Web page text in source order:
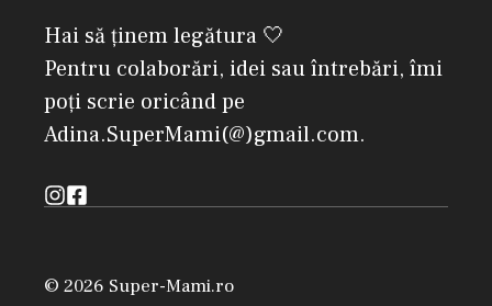
Hai să ținem legătura 🤍
Pentru colaborări, idei sau întrebări, îmi
poți scrie oricând pe
Adina.SuperMami(@)gmail.com.
© 2026 Super-Mami.ro